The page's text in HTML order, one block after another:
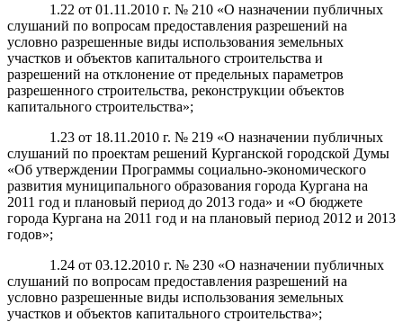
1.22 от 01.11.2010 г. № 210 «О назначении публичных
слушаний по вопросам предоставления разрешений на
условно разрешенные виды использования земельных
участков и объектов капитального строительства и
разрешений на отклонение от предельных параметров
разрешенного строительства, реконструкции объектов
капитального строительства»;
1.23 от 18.11.2010 г. № 219 «О назначении публичных
слушаний по проектам решений Курганской городской Думы
«Об утверждении Программы социально-экономического
развития муниципального образования города Кургана на
2011 год и плановый период до 2013 года» и «О бюджете
города Кургана на 2011 год и на плановый период 2012 и 2013
годов»;
1.24 от 03.12.2010 г. № 230 «О назначении публичных
слушаний по вопросам предоставления разрешений на
условно разрешенные виды использования земельных
участков и объектов капитального строительства»;